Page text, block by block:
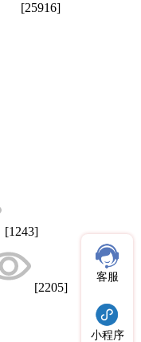
[25916]
[1243]
[2205]
客服
小程序